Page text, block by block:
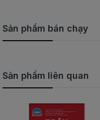
Sản phẩm bán chạy
Sản phẩm liên quan